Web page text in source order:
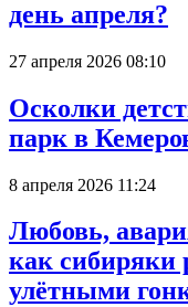
день апреля?
27 апреля 2026 08:10
Осколки
парк в
8 апреля 2026 11:24
Любовь,
как сибиряки
улётными